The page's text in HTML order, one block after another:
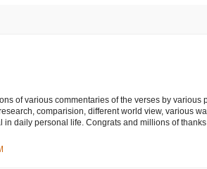
of various commentaries of the verses by various
comparision, different world view, various
in daily personal life. Congrats and millions of